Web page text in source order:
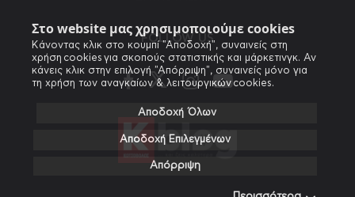
Στο website μας χρησιμοποιούμε cookies
Κάνοντας κλικ στο κουμπί "Αποδοχή", συναινείς στη
χρήση cookies για σκοπούς στατιστικής και μάρκετινγκ. Αν
κάνεις κλικ στην επιλογή "Απόρριψη", συναινείς μόνο για
τη χρήση των αναγκαίων & λειτουργικών cookies.
Αποδοχή Όλων
Αποδοχή Επιλεγμένων
Απόρριψη
FOLLOW US